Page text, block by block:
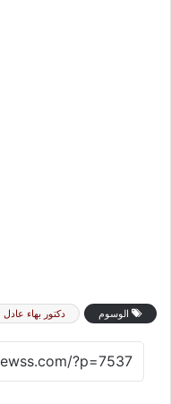
الوسوم دكتور بهاء عادل